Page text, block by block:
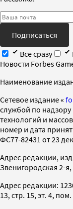
Подписаться
Все сразу
Новости Forbes
Наименование
Cетевое издание «
службой по
технологий и
номер и дата
ФС77-82431 от 23
Адрес редакции,
Звенигородская 2-я,
Адрес редакции:
13, стр. 15, эт. 4, пом.